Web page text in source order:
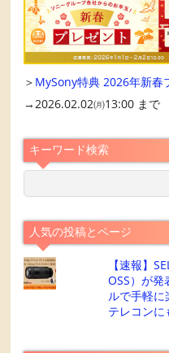
＞ MySony特典 2026年新春
→2026.02.02㈪13:00 まで
キーワード検索
人気の投稿とページ
【速報】
OSS）が
ルで手軽
テレコンに